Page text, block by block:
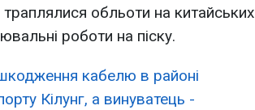
обльоти на китайських
роботи на піску.
кабелю в районі
Кілунг, а винуватець -